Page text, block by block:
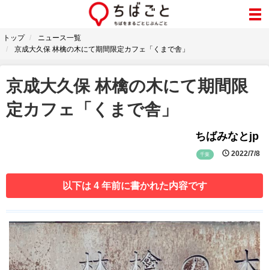
トップ
ニュース一覧
京成大久保 林檎の木にて期間限定カフェ「くまで舎」
京成大久保 林檎の木にて期間限
定カフェ「くまで舎」
ちばみなとjp
千葉 2022/7/8
以下は 4 年前に書かれた内容です